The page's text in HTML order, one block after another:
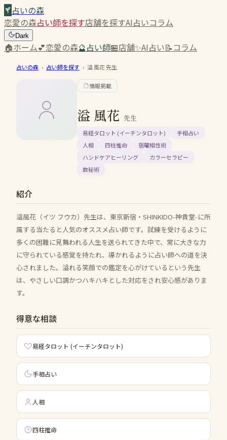
占いの森
恋愛の森占い師を探す店舗を探すAI占いコラム
Dark
🏠ホーム💕恋愛の森🔮占い師🏪店舗✨AI占い📝コラム
占いの森 › 占い師を探す › 溢 風花先生
情報掲載
溢 風花 先生
易経タロット (イーチンタロット)
手相占い
人相
四柱推命
宿曜相性術
ハンドケアヒーリング
カラーセラピー
数秘術
紹介
溢風花（イツ フウカ）先生は、東京新宿・SHINKIDO-神貴堂-に所
属する当たると人気のオススメ占い師です。試練を受けるように
多くの困難に見舞われる人生を送られてきた中で、常に大きな力
に守られている感覚を持たれ、導かれるように占い師への道を決
心されました。溢れる笑顔での鑑定を心がけているという先生
は、やさしい口調かつハキハキとした対応をされ安心感がありま
す。
得意な相談
易経タロット (イーチンタロット)
手相占い
人相
四柱推命